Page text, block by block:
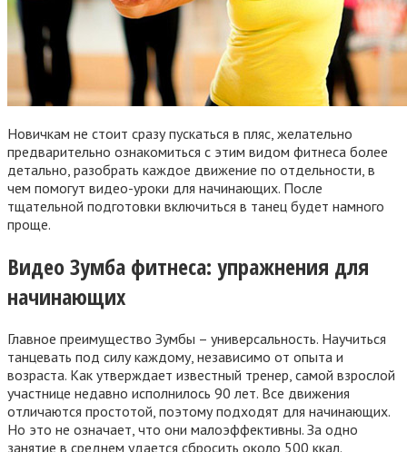
Новичкам не стоит сразу пускаться в пляс, желательно
предварительно ознакомиться с этим видом фитнеса более
детально, разобрать каждое движение по отдельности, в
чем помогут видео-уроки для начинающих. После
тщательной подготовки включиться в танец будет намного
проще.
Видео Зумба фитнеса: упражнения для
начинающих
Главное преимущество Зумбы – универсальность. Научиться
танцевать под силу каждому, независимо от опыта и
возраста. Как утверждает известный тренер, самой взрослой
участнице недавно исполнилось 90 лет. Все движения
отличаются простотой, поэтому подходят для начинающих.
Но это не означает, что они малоэффективны. За одно
занятие в среднем удается сбросить около 500 ккал.